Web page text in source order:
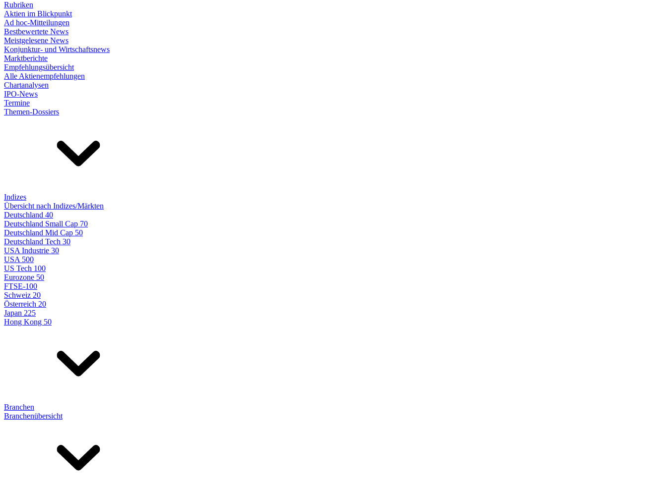
Rubriken
Aktien im Blickpunkt
Ad hoc-Mitteilungen
Bestbewertete News
Meistgelesene News
Konjunktur- und Wirtschaftsnews
Marktberichte
Empfehlungsübersicht
Alle Aktienempfehlungen
Chartanalysen
IPO-News
Termine
Themen-Dossiers
Indizes
Übersicht nach Indizes/Märkten
Deutschland 40
Deutschland Small Cap 70
Deutschland Mid Cap 50
Deutschland Tech 30
USA Industrie 30
USA 500
US Tech 100
Eurozone 50
FTSE-100
Schweiz 20
Österreich 20
Japan 225
Hong Kong 50
Branchen
Branchenübersicht